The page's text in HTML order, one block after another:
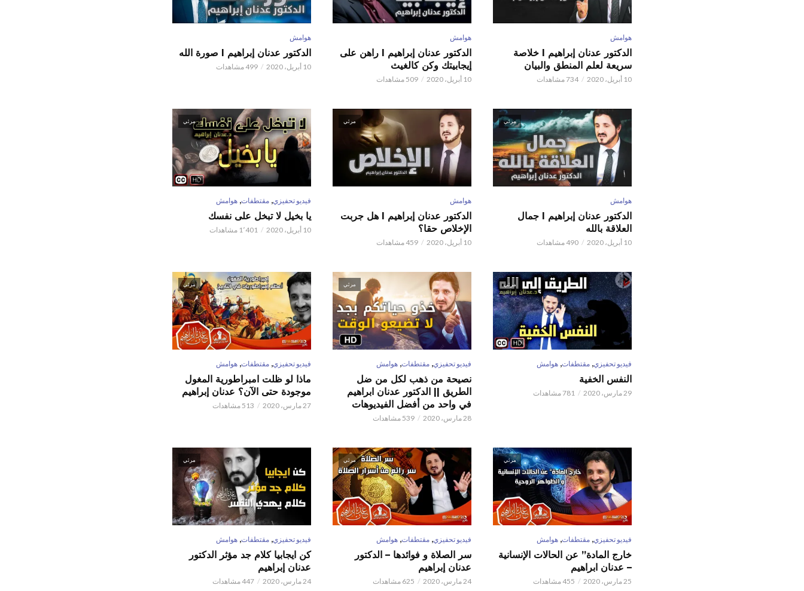
هوامش
الدكتور عدنان إبراهيم l خلاصة
سريعة لعلم المنطق والبيان
10 أبريل، 2020 734 مشاهدات
هوامش
الدكتور عدنان إبراهيم l راهن على
إيجابيتك وكن كالغيث
10 أبريل، 2020 509 مشاهدات
هوامش
الدكتور عدنان إبراهيم l صورة الله
10 أبريل، 2020 499 مشاهدات
مرئي
هوامش
الدكتور عدنان إبراهيم l جمال
العلاقة بالله
10 أبريل، 2020 490 مشاهدات
مرئي
هوامش
الدكتور عدنان إبراهيم l هل جربت
الإخلاص حقا؟
10 أبريل، 2020 459 مشاهدات
مرئي
فيديو تحفيزي, مقتطفات, هوامش
يا بخيل لا تبخل على نفسك
10 أبريل، 2020 1٬401 مشاهدات
مرئي
فيديو تحفيزي, مقتطفات, هوامش
النفس الخفية
29 مارس، 2020 781 مشاهدات
مرئي
فيديو تحفيزي, مقتطفات, هوامش
نصيحة من ذهب لكل من ضل
الطريق || الدكتور عدنان ابراهيم
في واحد من أفضل الفيديوهات
28 مارس، 2020 539 مشاهدات
مرئي
فيديو تحفيزي, مقتطفات, هوامش
ماذا لو ظلت امبراطورية المغول
موجودة حتى الآن؟ عدنان إبراهيم
27 مارس، 2020 513 مشاهدات
مرئي
فيديو تحفيزي, مقتطفات, هوامش
خارج المادة” عن الحالات الإنسانية
– عدنان ابراهيم
25 مارس، 2020 455 مشاهدات
مرئي
فيديو تحفيزي, مقتطفات, هوامش
سر الصلاة و فوائدها – الدكتور
عدنان إبراهيم
24 مارس، 2020 625 مشاهدات
مرئي
فيديو تحفيزي, مقتطفات, هوامش
كن ايجابيا كلام جد مؤثر الدكتور
عدنان إبراهيم
24 مارس، 2020 447 مشاهدات